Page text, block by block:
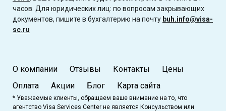
часов. Для юридических лиц: по вопросам закрывающих
документов, пишите в бухгалтерию на почту buh.info@visa-
sc.ru
О компании Отзывы Контакты
Цены
Оплата
Акции Блог Карта сайта
* Уважаемые клиенты, обращаем ваше внимание на то, что
агентство Visa Services Center не является Консульством или